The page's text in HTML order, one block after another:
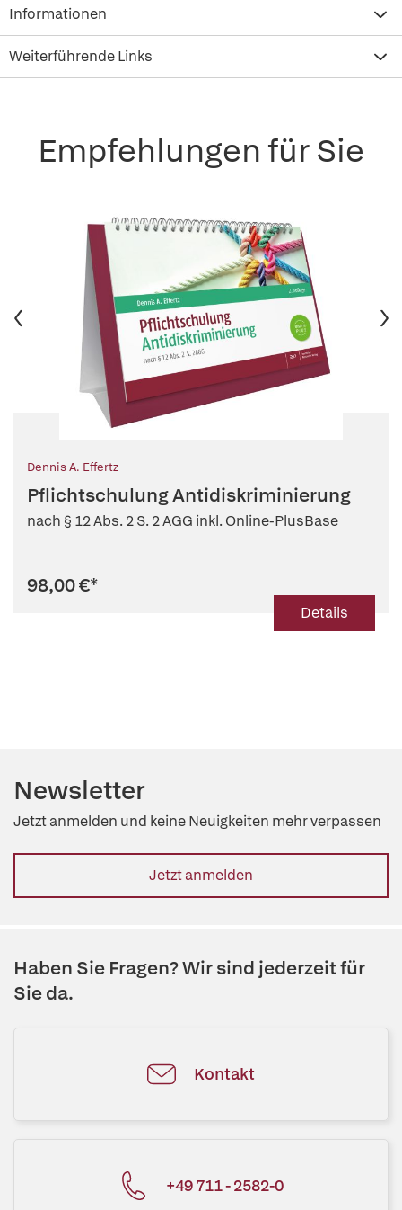
Informationen
Weiterführende Links
Empfehlungen für Sie
Dennis A. Effertz
Pflichtschulung Antidiskriminierung
nach § 12 Abs. 2 S. 2 AGG inkl. Online-PlusBase
98,00 €*
Details
Newsletter
Jetzt anmelden und keine Neuigkeiten mehr verpassen
Jetzt anmelden
Haben Sie Fragen? Wir sind jederzeit für
Sie da.
Kontakt
+49 711 - 2582-0